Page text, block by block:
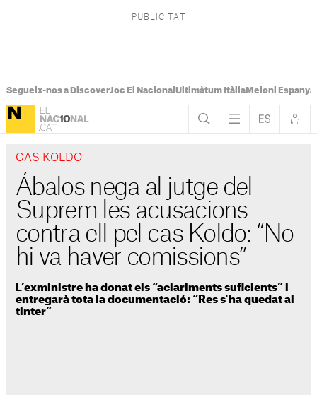
Segueix-nos a DiscoverJoc El Nacional Ultimàtum ItàliaMeloni Espanya
CAS KOLDO
Ábalos nega al jutge del
Suprem les acusacions
contra ell pel cas Koldo: “No
hi va haver comissions”
L’exministre ha donat els “aclariments suficients” i
entregarà tota la documentació: “Res s'ha quedat al
tinter”